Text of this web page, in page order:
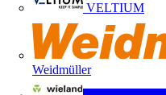
VELTIUM
Weidmüller